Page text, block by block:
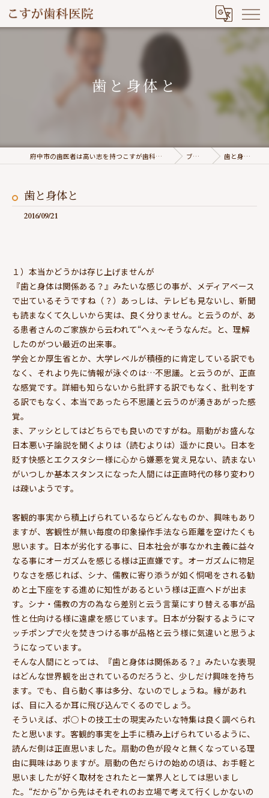
歯と身体と
府中市の歯医者は高い志を持つこすが歯科医院 ブログ 歯と身体と
歯と身体と
2016/09/21
１）本当かどうかは存じ上げませんが
『歯と身体は関係ある？』みたいな感じの事が、メディアベース
で出ているそうですね（？）あっしは、テレビも見ないし、新聞
も読まなくて久しいから実は、良く分りません。と云うのが、あ
る患者さんのご家族から云われて“へぇ～そうなんだ。と、理解
したのがつい最近の出来事。
学会とか厚生省とか、大学レベルが積極的に肯定している訳でも
なく、それより先に情報が泳ぐのは…不思議。と云うのが、正直
な感覚です。詳細も知らないから批評する訳でもなく、批判をす
る訳でもなく、本当であったら不思議と云うのが湧きあがった感
覚。
ま、アッシとしてはどちらでも良いのですがね。扇動がお盛んな
日本悪い子論説を聞くよりは（読むよりは）遥かに良い。日本を
貶す快感とエクスタシー様に心から嫌悪を覚え見ない、読まない
がいつしか基本スタンスになった人間には正直時代の移り変わり
は疎いようです。
客観的事実から積上げられているならどんなものか、興味もあり
ますが、客観性が無い毎度の印象操作手法なら距離を空けたくも
思います。日本が劣化する事に、日本社会が事なかれ主義に益々
なる事にオーガズムを感じる様は正直嫌です。オーガズムに物足
りなさを感じれば、シナ、儒教に寄り添うが如く恫喝をされる勧
めと土下座をする進めに知性があるという様は正直ヘドが出ま
す。シナ・儒教の方の為なら差別と云う言葉にすり替える事が品
性と仕向ける様に遠慮を感じています。日本が分裂するようにマ
ッチポンプで火を焚きつける事が品格と云う様に気違いと思うよ
うになっています。
そんな人間にとっては、『歯と身体は関係ある？』みたいな表現
はどんな世界観を出されているのだろうと、少しだけ興味を持ち
ます。でも、自ら動く事は多分、ないのでしょうね。縁があれ
ば、目に入るか耳に飛び込んでくるのでしょう。
そういえば、ポ○トの技工士の現実みたいな特集は良く調べられ
たと思います。客観的事実を上手に積み上げられているように、
読んだ側は正直思いました。扇動の色が段々と無くなっている理
由に興味はありますが。扇動の色だらけの始めの頃は、お手軽と
思いましたが好く取材をされたと一業界人としては思いまし
た。“だから”から先はそれぞれのお立場で考えて行くしかないの